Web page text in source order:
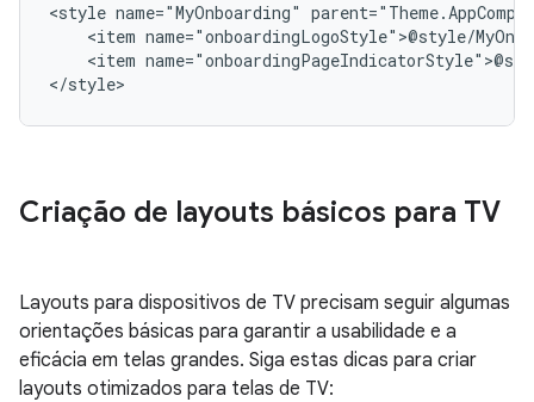
<style name="MyOnboarding"
<item
<item
</style>
Criação de layouts básicos para TV
Layouts para dispositivos de TV precisam seguir algumas
orientações básicas para garantir a usabilidade e a
eficácia em telas grandes. Siga estas dicas para criar
layouts otimizados para telas de TV: